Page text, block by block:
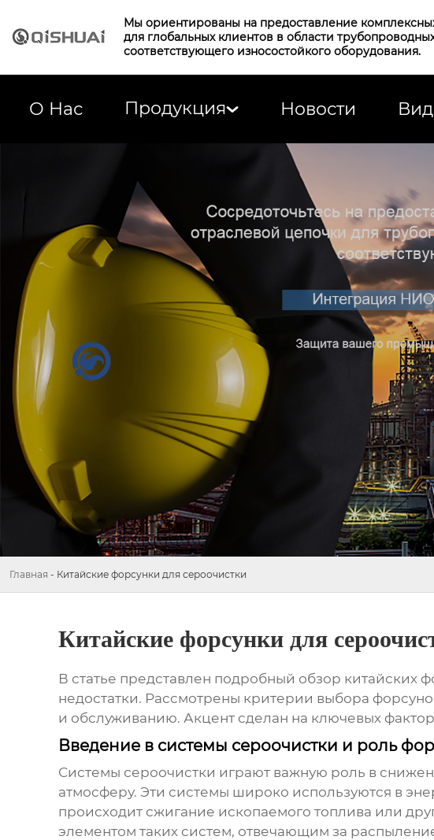
Мы ориентированы на предоставление
для глобальных клиентов в области
соответствующего износостойкого оборудования.
О Нас Продукция Новости
Главная - Китайские форсунки для сероочистки
Китайские форсунки для
В статье представлен подробный обзор китайских
недостатки. Рассмотрены критерии выбора
и обслуживанию. Акцент сделан на ключевых
Введение в системы сероочистки и роль
Системы сероочистки играют важную роль в
атмосферу. Эти системы широко используются в
происходит сжигание ископаемого топлива или
элементом таких систем, отвечающим за